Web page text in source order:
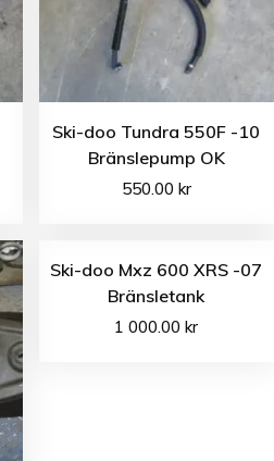
Ski-doo Tundra 550F -10
Bränslepump OK
550.00 kr
Ski-doo Mxz 600 XRS -07
Bränsletank
1 000.00kr